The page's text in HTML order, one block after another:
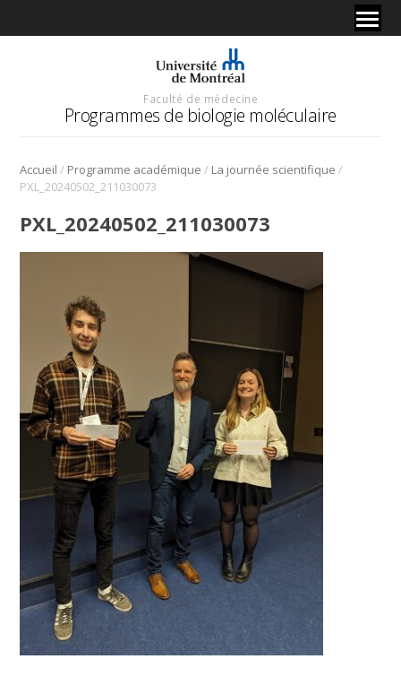
Faculté de médecine
Programmes de biologie moléculaire
Accueil / Programme académique / La journée scientifique /
PXL_20240502_211030073
PXL_20240502_211030073